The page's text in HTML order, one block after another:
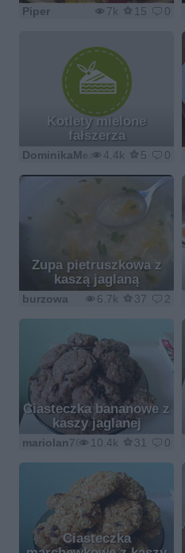
7k 15 0
Piper
Kotlety mielone
fałszerza
4.4k 5 0
DominikaMeamanu
Zupa pietruszkowa z
kaszą jaglaną
6.7k 37 2
burzowa
Ciasteczka bananowe z
kaszy jaglanej
10.4k 31 0
mariolan76
Ciasteczka